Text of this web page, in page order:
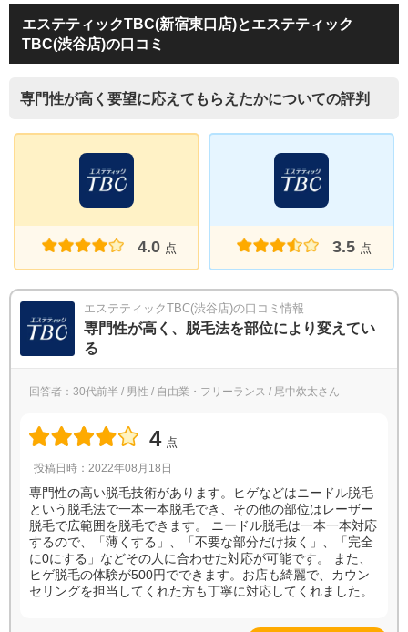
エステティックTBC(新宿東口店)とエステティック
TBC(渋谷店)の口コミ
専門性が高く要望に応えてもらえたかについての評判
4.0 点 3.5 点
エステティックTBC(渋谷店)の口コミ情報
専門性が高く、脱毛法を部位により変えてい
る
回答者：30代前半 / 男性 / 自由業・フリーランス / 尾中炊太さん
4 点
投稿日時：2022年08月18日
専門性の高い脱毛技術があります。ヒゲなどはニードル脱毛
という脱毛法で一本一本脱毛でき、その他の部位はレーザー
脱毛で広範囲を脱毛できます。 ニードル脱毛は一本一本対応
するので、「薄くする」、「不要な部分だけ抜く」、「完全
に0にする」などその人に合わせた対応が可能です。 また、
ヒゲ脱毛の体験が500円でできます。お店も綺麗で、カウン
セリングを担当してくれた方も丁寧に対応してくれました。